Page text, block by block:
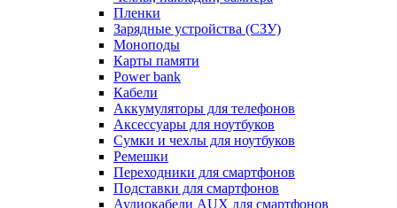
Пленки
Зарядные устройства (СЗУ)
Моноподы
Карты памяти
Power bank
Кабели
Аккумуляторы для телефонов
Аксессуары для ноутбуков
Сумки и чехлы для ноутбуков
Ремешки
Переходники для смартфонов
Подставки для смартфонов
Аудиокабели AUX для смартфонов